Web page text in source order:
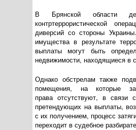
В Брянской области
контртеррористической
диверсий со стороны
имущества в результате
выплаты могут быть
недвижимости, находящиеся в
Однако обстрелам также
помещения, на которые
права отсутствуют, в связи
претендующих на выплаты,
с их получением, процесс
переходит в судебное